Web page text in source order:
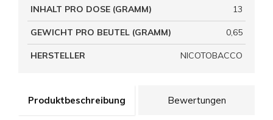
Produktbeschreibung Bewertungen
INHALT PRO DOSE (GRAMM) 13
GEWICHT PRO BEUTEL (GRAMM) 0,65
HERSTELLER NICOTOBACCO